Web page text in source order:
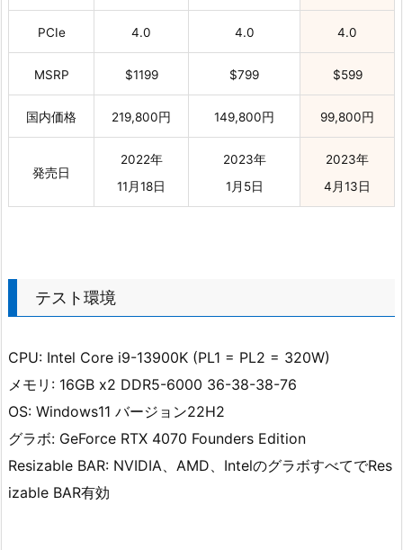
PCIe 4.0 4.0 4.0
MSRP $1199 $799 $599
国内価格 219,800円 149,800円 99,800円
発売日
2022年
11月18日
2023年
1月5日
2023年
4月13日
テスト環境
CPU: Intel Core i9-13900K (PL1 = PL2 = 320W)
メモリ: 16GB x2 DDR5-6000 36-38-38-76
OS: Windows11 バージョン22H2
グラボ: GeForce RTX 4070 Founders Edition
Resizable BAR: NVIDIA、AMD、IntelのグラボすべてでRes
izable BAR有効